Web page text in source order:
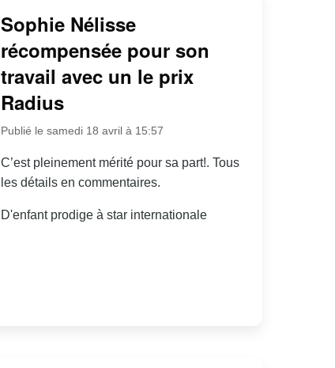
Sophie Nélisse
récompensée pour son
travail avec un le prix
Radius
Publié le samedi 18 avril à 15:57
C’est pleinement mérité pour sa part!. Tous
les détails en commentaires.
D'enfant prodige à star internationale